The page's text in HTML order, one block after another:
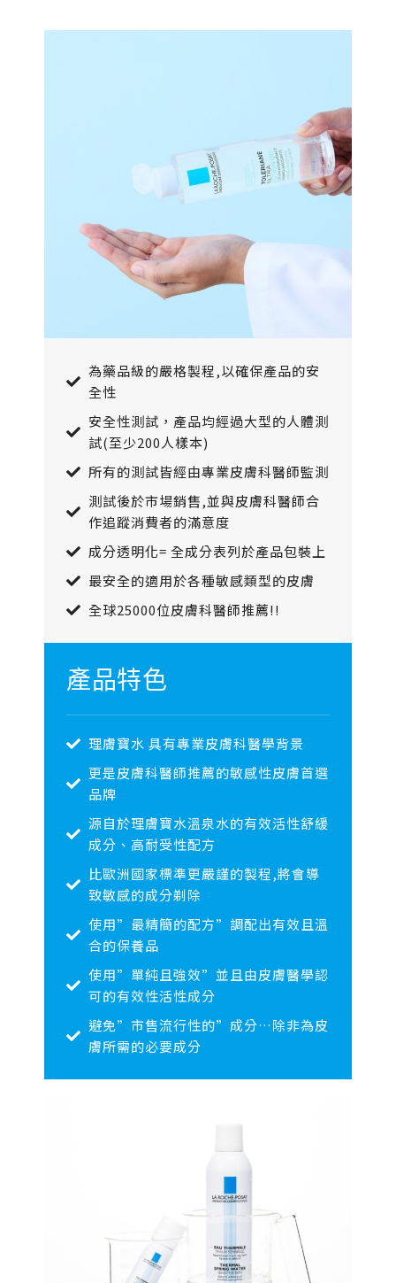
產品特色
理膚寶水 具有專業皮膚科醫學背景
更是皮膚科醫師推薦的敏感性皮膚首選
品牌
源自於理膚寶水溫泉水的有效活性舒緩
成分、高耐受性配方
比歐洲國家標準更嚴謹的製程,將會導
致敏感的成分剃除
使用”最精簡的配方”調配出有效且溫
合的保養品
使用”單純且強效”並且由皮膚醫學認
可的有效性活性成分
避免”市售流行性的”成分…除非為皮
膚所需的必要成分
為藥品級的嚴格製程,以確保產品的安
全性
安全性測試，產品均經過大型的人體測
試(至少200人樣本)
所有的測試皆經由專業皮膚科醫師監測
測試後於市場銷售,並與皮膚科醫師合
作追蹤消費者的滿意度
成分透明化= 全成分表列於產品包裝上
最安全的適用於各種敏感類型的皮膚
全球25000位皮膚科醫師推薦!!